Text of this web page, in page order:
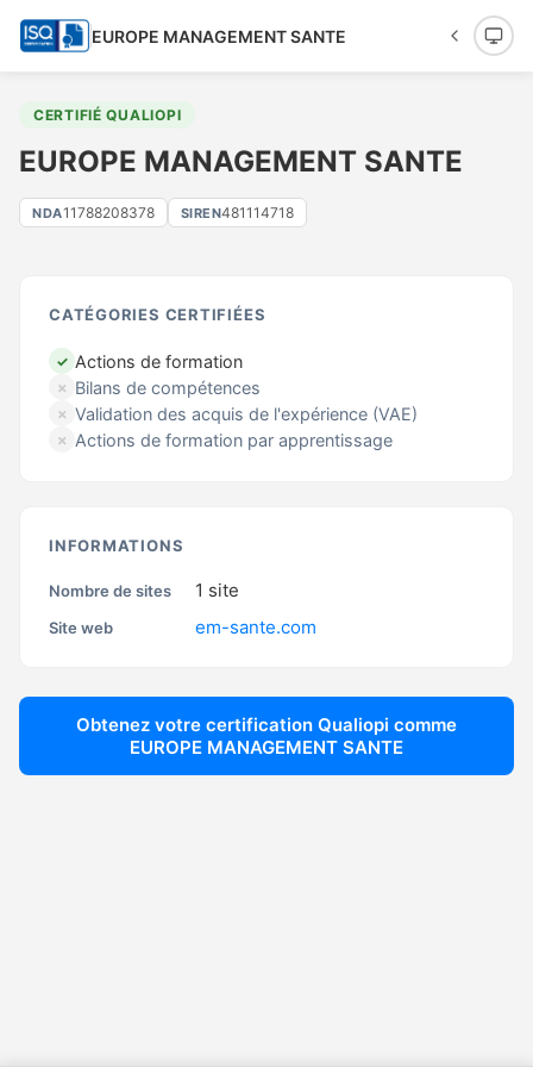
EUROPE MANAGEMENT SANTE
CERTIFIÉ QUALIOPI
EUROPE MANAGEMENT SANTE
NDA11788208378 SIREN481114718
CATÉGORIES CERTIFIÉES
✓ Actions de formation
✗ Bilans de compétences
✗ Validation des acquis de l'expérience (VAE)
✗ Actions de formation par apprentissage
INFORMATIONS
Nombre de sites 1 site
Site web em-sante.com
Obtenez votre certification Qualiopi comme
EUROPE MANAGEMENT SANTE